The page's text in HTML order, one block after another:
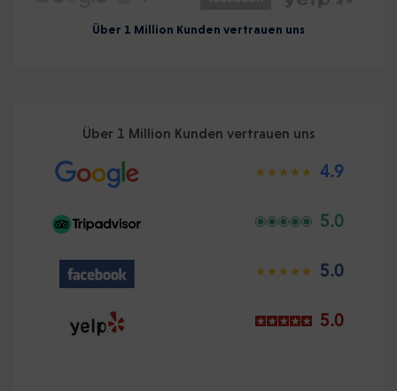
Über 1 Million Kunden vertrauen uns
Über 1 Million Kunden vertrauen uns
4.9
5.0
5.0
5.0